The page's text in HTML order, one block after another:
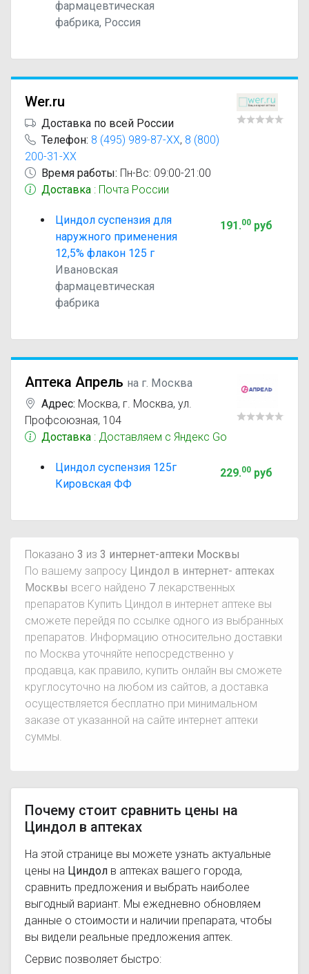
фармацевтическая
фабрика, Россия
Wer.ru
Доставка по всей России
Телефон: 8 (495) 989-87-XX, 8 (800)
200-31-XX
Время работы: Пн-Вс: 09:00-21:00
Доставка : Почта России
Циндол суспензия для
наружного применения
12,5% флакон 125 г
Ивановская
фармацевтическая
фабрика
191.00руб
Аптека Апрель на г. Москва
Адрес: Москва, г. Москва, ул.
Профсоюзная, 104
Доставка : Доставляем с Яндекс Go
Циндол суспензия 125г
Кировская ФФ
229.00руб
Показано 3 из 3 интернет-аптеки Москвы
По вашему запросу Циндол в интернет- аптеках
Москвы всего найдено 7 лекарственных
препаратов Купить Циндол в интернет аптеке вы
сможете перейдя по ссылке одного из выбранных
препаратов. Информацию относительно доставки
по Москва уточняйте непосредственно у
продавца, как правило, купить онлайн вы сможете
круглосуточно на любом из сайтов, а доставка
осуществляется бесплатно при минимальном
заказе от указанной на сайте интернет аптеки
суммы.
Почему стоит сравнить цены на
Циндол в аптеках
На этой странице вы можете узнать актуальные
цены на Циндол в аптеках вашего города,
сравнить предложения и выбрать наиболее
выгодный вариант. Мы ежедневно обновляем
данные о стоимости и наличии препарата, чтобы
вы видели реальные предложения аптек.
Сервис позволяет быстро: